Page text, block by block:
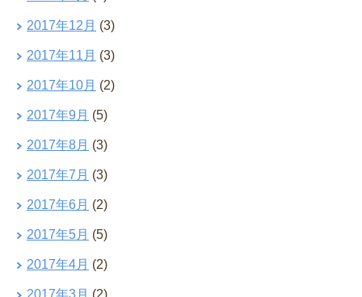
2017年12月 (3)
2017年11月 (3)
2017年10月 (2)
2017年9月 (5)
2017年8月 (3)
2017年7月 (3)
2017年6月 (2)
2017年5月 (5)
2017年4月 (2)
2017年3月 (2)